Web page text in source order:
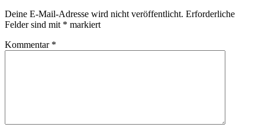
Deine E-Mail-Adresse wird nicht veröffentlicht. Erforderliche
Felder sind mit * markiert
Kommentar *